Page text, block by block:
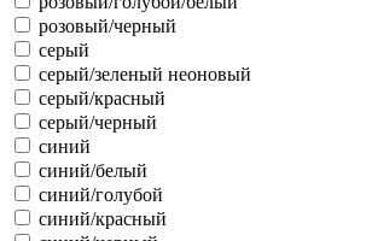
розовый/черный
серый
серый/зеленый неоновый
серый/красный
серый/черный
синий
синий/белый
синий/голубой
синий/красный